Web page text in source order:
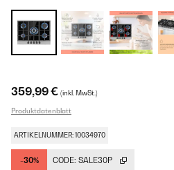
359,99 € (inkl. MwSt.)
Produktdatenblatt
ARTIKELNUMMER: 10034970
-30% CODE: SALE30P